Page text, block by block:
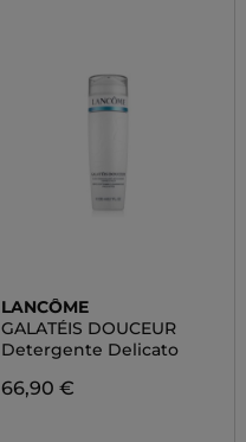
LANCÔME
GALATÉIS DOUCEUR
Detergente Delicato
66,90 €